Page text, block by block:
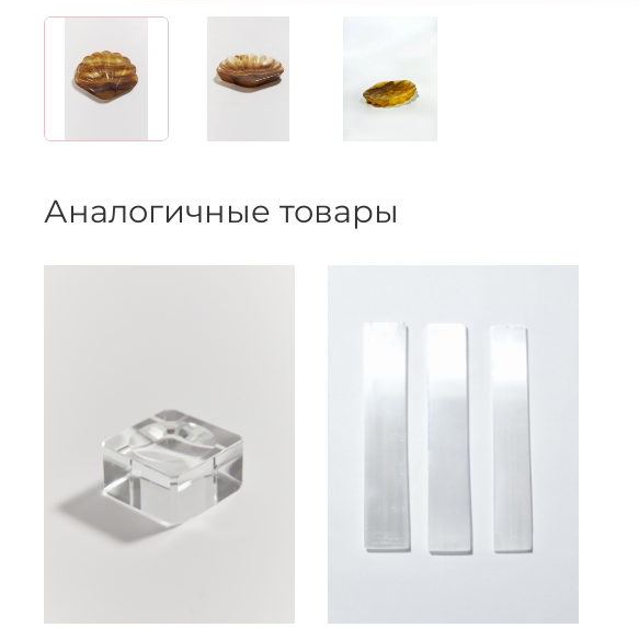
Аналогичные товары